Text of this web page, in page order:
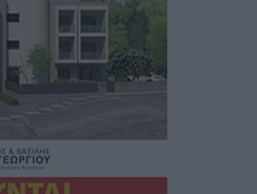
Α. Γεωργιάδη:
Ενίσχυση της
Ελλάδα και στα